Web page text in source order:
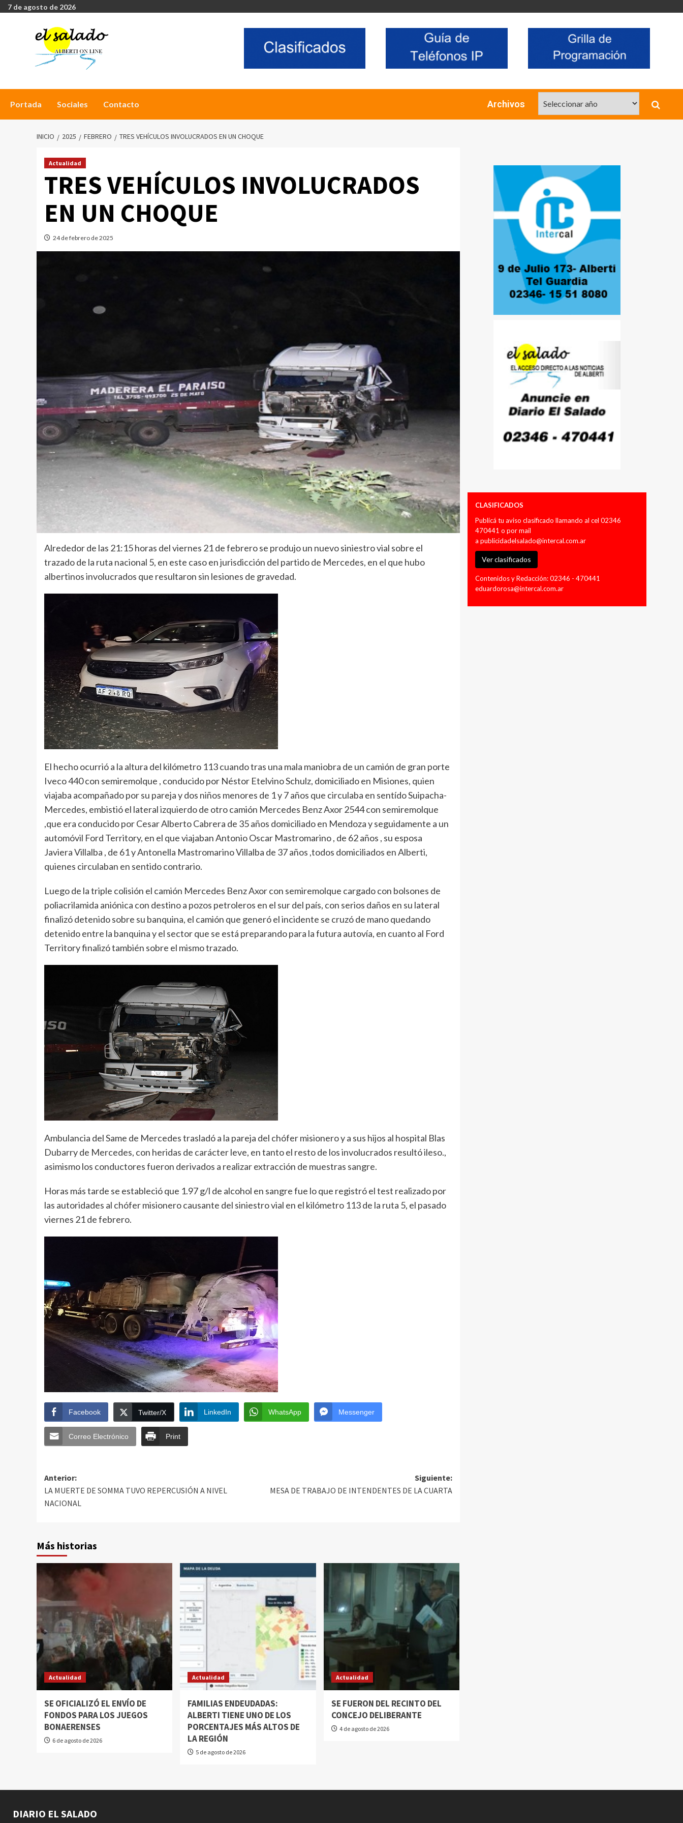
7 de agosto de 2026
Portada Sociales Contacto Archivos
INICIO 2025 FEBRERO TRES VEHÍCULOS INVOLUCRADOS EN UN CHOQUE
Actualidad
TRES VEHÍCULOS INVOLUCRADOS
EN UN CHOQUE
24 de febrero de 2025
Alrededor de las 21:15 horas del viernes 21 de febrero se produjo un nuevo siniestro vial sobre el
trazado de la ruta nacional 5, en este caso en jurisdicción del partido de Mercedes, en el que hubo
albertinos involucrados que resultaron sin lesiones de gravedad.
El hecho ocurrió a la altura del kilómetro 113 cuando tras una mala maniobra de un camión de gran porte
Iveco 440 con semiremolque , conducido por Néstor Etelvino Schulz, domiciliado en Misiones, quien
viajaba acompañado por su pareja y dos niños menores de 1 y 7 años que circulaba en sentído Suipacha-
Mercedes, embistió el lateral izquierdo de otro camión Mercedes Benz Axor 2544 con semiremolque
,que era conducido por Cesar Alberto Cabrera de 35 años domiciliado en Mendoza y seguidamente a un
automóvil Ford Territory, en el que viajaban Antonio Oscar Mastromarino , de 62 años , su esposa
Javiera Villalba , de 61 y Antonella Mastromarino Villalba de 37 años ,todos domiciliados en Alberti,
quienes circulaban en sentido contrario.
Luego de la triple colisión el camión Mercedes Benz Axor con semiremolque cargado con bolsones de
poliacrilamida aniónica con destino a pozos petroleros en el sur del país, con serios daños en su lateral
finalizó detenido sobre su banquina, el camión que generó el incidente se cruzó de mano quedando
detenido entre la banquina y el sector que se está preparando para la futura autovía, en cuanto al Ford
Territory finalizó también sobre el mismo trazado.
Ambulancia del Same de Mercedes trasladó a la pareja del chófer misionero y a sus hijos al hospital Blas
Dubarry de Mercedes, con heridas de carácter leve, en tanto el resto de los involucrados resultó ileso.,
asimismo los conductores fueron derivados a realizar extracción de muestras sangre.
Horas más tarde se estableció que 1.97 g/l de alcohol en sangre fue lo que registró el test realizado por
las autoridades al chófer misionero causante del siniestro vial en el kilómetro 113 de la ruta 5, el pasado
viernes 21 de febrero.
Facebook Twitter/X LinkedIn WhatsApp Messenger
Correo Electrónico Print
Anterior:
LA MUERTE DE SOMMA TUVO REPERCUSIÓN A NIVEL
NACIONAL
Siguiente:
MESA DE TRABAJO DE INTENDENTES DE LA CUARTA
Más historias
Actualidad
SE OFICIALIZÓ EL ENVÍO DE
FONDOS PARA LOS JUEGOS
BONAERENSES
6 de agosto de 2026
Actualidad
FAMILIAS ENDEUDADAS:
ALBERTI TIENE UNO DE LOS
PORCENTAJES MÁS ALTOS DE
LA REGIÓN
5 de agosto de 2026
Actualidad
SE FUERON DEL RECINTO DEL
CONCEJO DELIBERANTE
4 de agosto de 2026
CLASIFICADOS
Publicá tu aviso clasificado llamando al cel 02346
470441 o por mail
a publicidadelsalado@intercal.com.ar
Ver clasificados
Contenidos y Redacción: 02346 - 470441
eduardorosa@intercal.com.ar
DIARIO EL SALADO